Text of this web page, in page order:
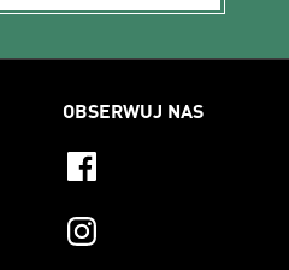
OBSERWUJ NAS